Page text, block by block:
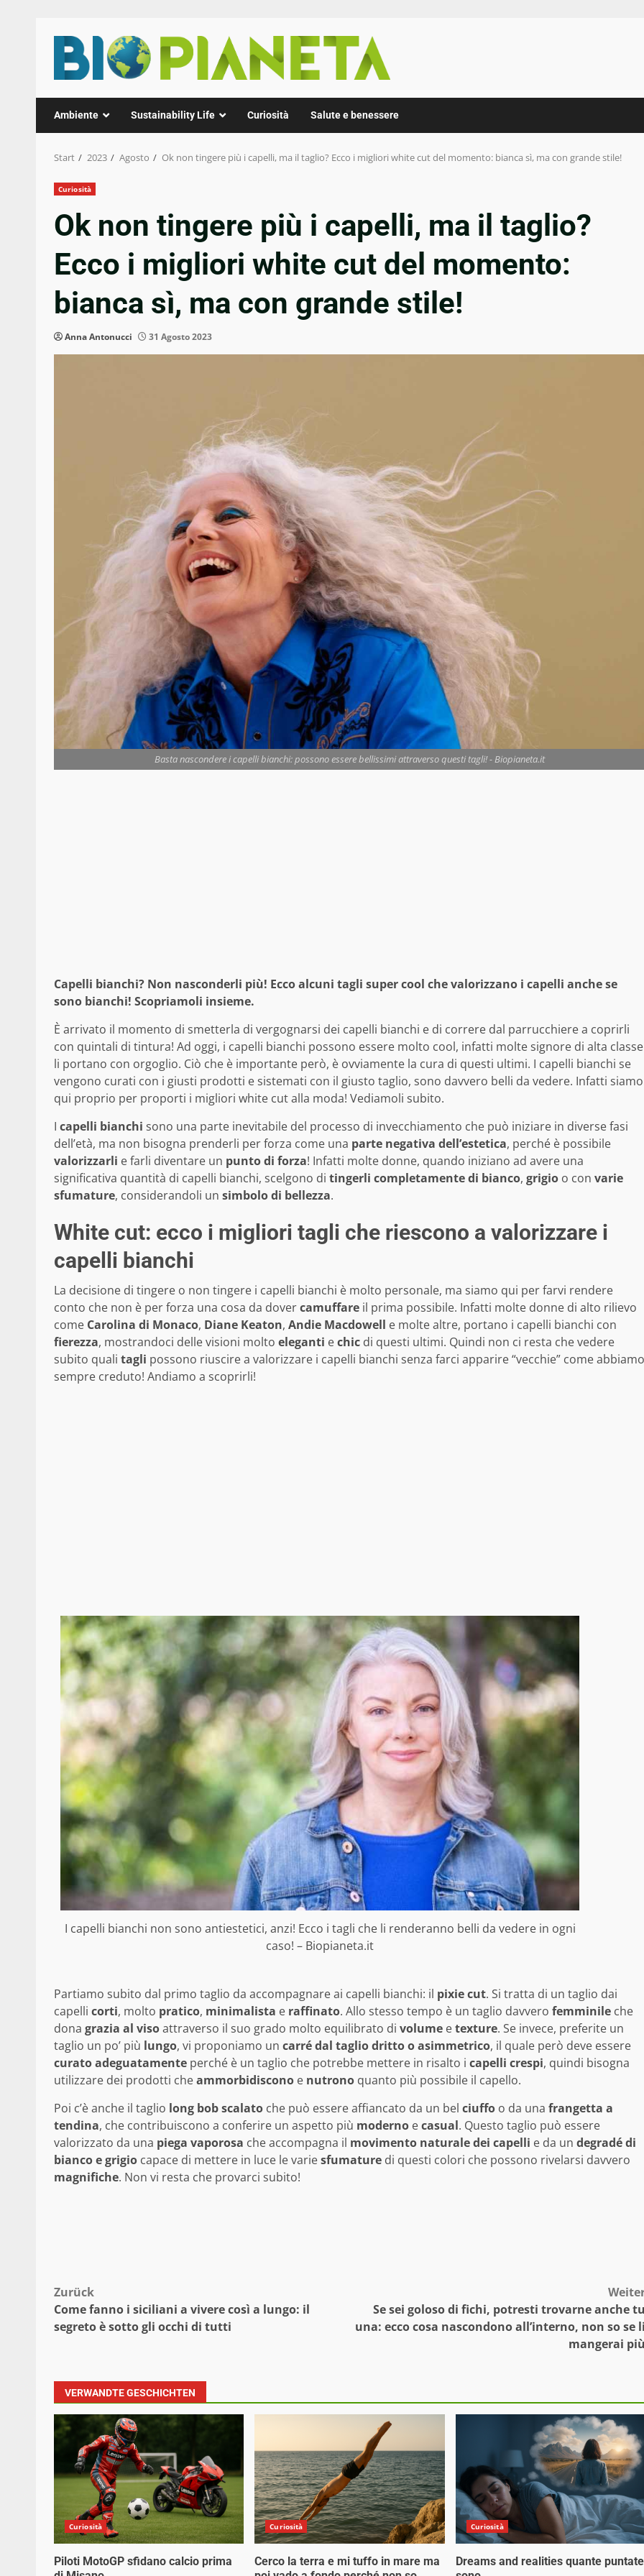
Inhalt
springen
Ambiente Sustainability Life Curiosità Salute e benessere
Start 2023 Agosto Ok non tingere più i capelli, ma il taglio? Ecco i migliori white cut del momento: bianca sì, ma con grande stile!
Curiosità
Ok non tingere più i capelli, ma il taglio?
Ecco i migliori white cut del momento:
bianca sì, ma con grande stile!
Anna Antonucci 31 Agosto 2023
Basta nascondere i capelli bianchi: possono essere bellissimi attraverso questi tagli! - Biopianeta.it
Capelli bianchi? Non nasconderli più! Ecco alcuni tagli super cool che valorizzano i capelli anche se
sono bianchi! Scopriamoli insieme.
È arrivato il momento di smetterla di vergognarsi dei capelli bianchi e di correre dal parrucchiere a coprirli
con quintali di tintura! Ad oggi, i capelli bianchi possono essere molto cool, infatti molte signore di alta classe
li portano con orgoglio. Ciò che è importante però, è ovviamente la cura di questi ultimi. I capelli bianchi se
vengono curati con i giusti prodotti e sistemati con il giusto taglio, sono davvero belli da vedere. Infatti siamo
qui proprio per proporti i migliori white cut alla moda! Vediamoli subito.
I capelli bianchi sono una parte inevitabile del processo di invecchiamento che può iniziare in diverse fasi
dell’età, ma non bisogna prenderli per forza come una parte negativa dell’estetica, perché è possibile
valorizzarli e farli diventare un punto di forza! Infatti molte donne, quando iniziano ad avere una
significativa quantità di capelli bianchi, scelgono di tingerli completamente di bianco, grigio o con varie
sfumature, considerandoli un simbolo di bellezza.
White cut: ecco i migliori tagli che riescono a valorizzare i
capelli bianchi
La decisione di tingere o non tingere i capelli bianchi è molto personale, ma siamo qui per farvi rendere
conto che non è per forza una cosa da dovercamuffare il prima possibile. Infatti molte donne di alto rilievo
come Carolina di Monaco, Diane Keaton, Andie Macdowell e molte altre, portano i capelli bianchi con
fierezza, mostrandoci delle visioni molto eleganti echic di questi ultimi. Quindi non ci resta che vedere
subito quali tagli possono riuscire a valorizzare i capelli bianchi senza farci apparire “vecchie” come abbiamo
sempre creduto! Andiamo a scoprirli!
I capelli bianchi non sono antiestetici, anzi! Ecco i tagli che li renderanno belli da vedere in ogni
caso! – Biopianeta.it
Partiamo subito dal primo taglio da accompagnare ai capelli bianchi: il pixie cut. Si tratta di un taglio dai
capelli corti, molto pratico, minimalista e raffinato. Allo stesso tempo è un taglio davvero femminile che
dona grazia al visoattraverso il suo grado molto equilibrato di volume etexture. Se invece, preferite un
taglio un po’ più lungo, vi proponiamo un carré dal taglio dritto o asimmetrico, il quale però deve essere
curato adeguatamente perché è un taglio che potrebbe mettere in risalto i capelli crespi, quindi bisogna
utilizzare dei prodotti cheammorbidiscono e nutrono quanto più possibile il capello.
Poi c’è anche il taglio long bob scalato che può essere affiancato da un bel ciuffo o da una frangetta a
tendina, che contribuiscono a conferire un aspetto più moderno ecasual. Questo taglio può essere
valorizzato da una piega vaporosa che accompagna il movimento naturale dei capelli e da un degradé di
bianco e grigio capace di mettere in luce le variesfumature di questi colori che possono rivelarsi davvero
magnifiche. Non vi resta che provarci subito!
Beitragsnavigation
Zurück
Come fanno i siciliani a vivere così a lungo: il
segreto è sotto gli occhi di tutti
Se sei goloso di fichi, potresti trovarne anche
una: ecco cosa nascondono all’interno, non so se
mangerai
VERWANDTE GESCHICHTEN
Curiosità
Piloti MotoGP sfidano calcio prima
Curiosità
Cerco la terra e mi tuffo in mare ma
Curiosità
Dreams and realities quante puntate